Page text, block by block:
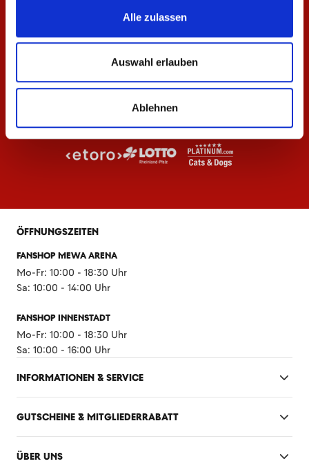
Alle zulassen
Auswahl erlauben
Ablehnen
ÖFFNUNGSZEITEN
FANSHOP MEWA ARENA
Mo-Fr: 10:00 - 18:30 Uhr
Sa: 10:00 - 14:00 Uhr
FANSHOP INNENSTADT
Mo-Fr: 10:00 - 18:30 Uhr
Sa: 10:00 - 16:00 Uhr
INFORMATIONEN & SERVICE
GUTSCHEINE & MITGLIEDERRABATT
ÜBER UNS